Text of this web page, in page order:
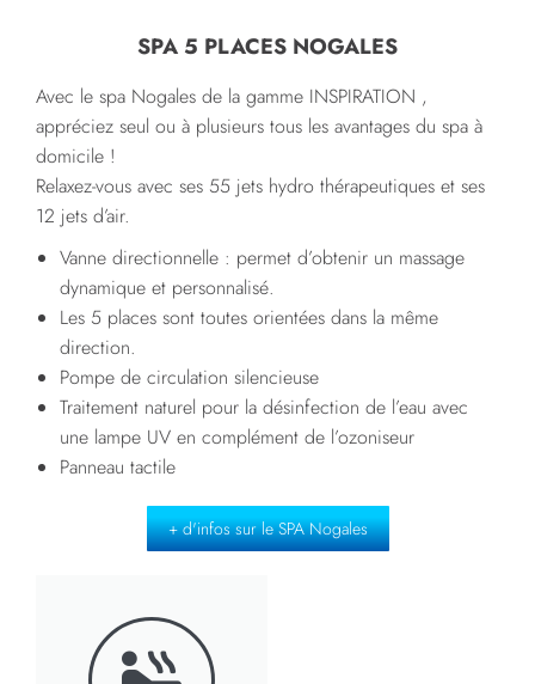
SPA 5 PLACES NOGALES
Avec le spa Nogales de la gamme INSPIRATION ,
appréciez seul ou à plusieurs tous les avantages du spa à
domicile !
Relaxez-vous avec ses 55 jets hydro thérapeutiques et ses
12 jets d’air.
Vanne directionnelle : permet d’obtenir un massage
dynamique et personnalisé.
Les 5 places sont toutes orientées dans la même
direction.
Pompe de circulation silencieuse
Traitement naturel pour la désinfection de l’eau avec
une lampe UV en complément de l’ozoniseur
Panneau tactile
+ d'infos sur le SPA Nogales